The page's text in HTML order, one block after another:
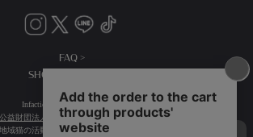
FAQ >
SHOPPING GUIDE >
Infactionは売り上げの一部を
公益財団法人日本動物愛護協会 に寄付し
地域猫の活動や取り組みを支援します。